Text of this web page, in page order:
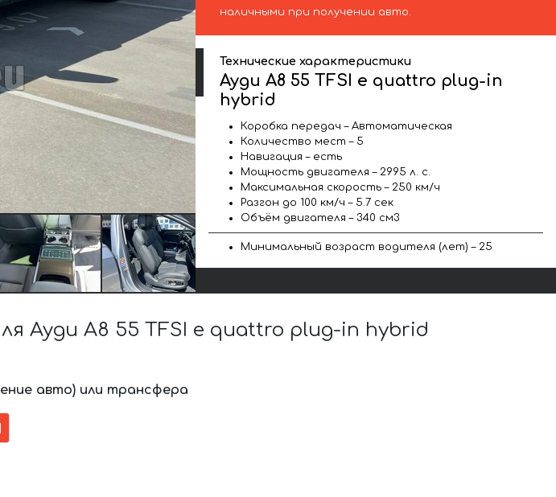
наличными при получении авто.
Технические характеристики
Ауди A8 55 TFSI e quattro plug-in
hybrid
Коробка передач – Автоматическая
Количество мест – 5
Навигация – есть
Мощность двигателя – 2995 л. с.
Максимальная скорость – 250 км/ч
Разгон до 100 км/ч – 5.7 сек
Объём двигателя – 340 см3
Минимальный возраст водителя (лет) – 25
Ауди A8 55 TFSI e quattro plug-in hybrid
авто) или трансфера